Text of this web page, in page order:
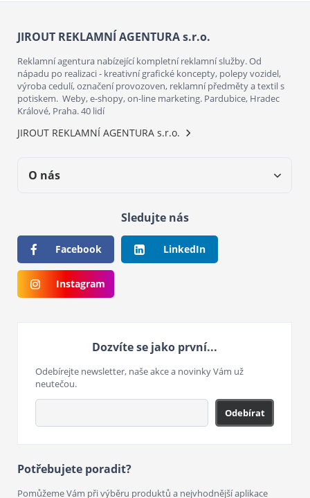
JIROUT REKLAMNÍ AGENTURA s.r.o.
Reklamní agentura nabízející kompletní reklamní služby. Od
nápadu po realizaci - kreativní grafické koncepty, polepy vozidel,
výroba cedulí, označení provozoven, reklamní předměty a textil s
potiskem. Weby, e-shopy, on-line marketing. Pardubice, Hradec
Králové, Praha. 40 lidí
JIROUT REKLAMNÍ AGENTURA s.r.o.
O nás
Sledujte nás
Facebook LinkedIn
Instagram
Dozvíte se jako první...
Odebírejte newsletter, naše akce a novinky Vám už
neutečou.
Odebírat
Potřebujete poradit?
Pomůžeme Vám při výběru produktů a nejvhodnější aplikace